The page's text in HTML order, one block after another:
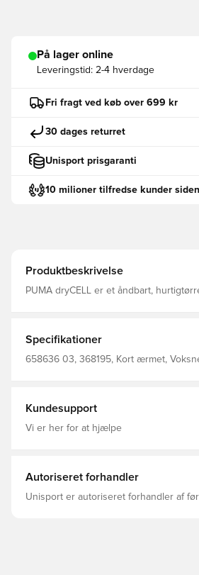
På lager online
Leveringstid: 2-4 hverdage
Fri fragt ved køb over 699 kr
30 dages returret
Unisport prisgaranti
10 milioner tilfredse kunder
Produktbeskrivelse
PUMA dryCELL er et åndbart,
Specifikationer
658636 03, 368195, Kort ærmet,
Kundesupport
Vi er her for at hjælpe
Autoriseret forhandler
Unisport er autoriseret forhandler af